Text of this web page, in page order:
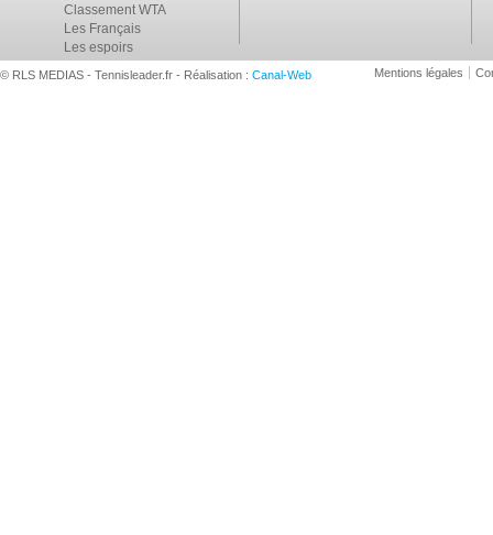
Classement WTA
Les Français
Les espoirs
© RLS MEDIAS - Tennisleader.fr - Réalisation : Canal-Web Mentions légales